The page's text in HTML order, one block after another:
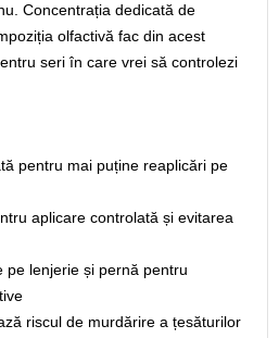
Concentrația dedicată de
olfactivă fac din acest
seri în care vrei să controlezi
pentru mai puține reaplicări pe
aplicare controlată și evitarea
lenjerie și pernă pentru
riscul de murdărire a țesăturilor